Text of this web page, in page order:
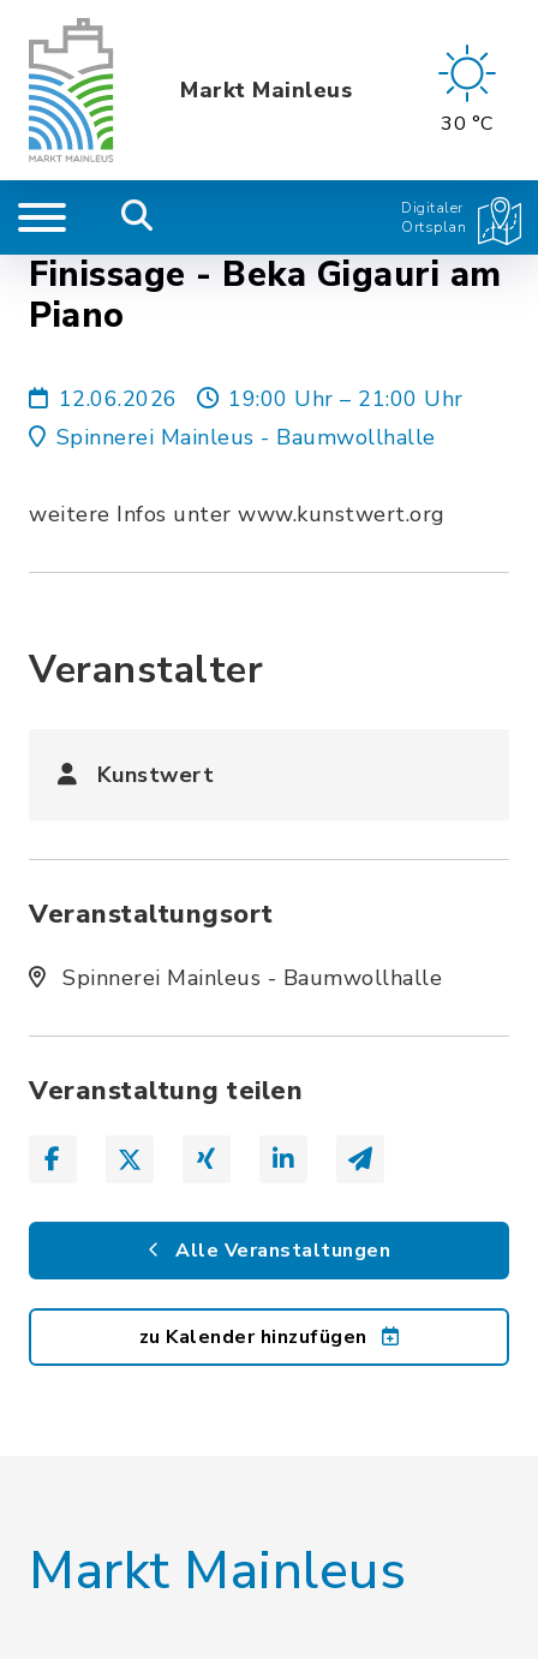
Markt Mainleus
30 °C
Digitaler
Ortsplan
Finissage - Beka Gigauri am
Piano
12.06.2026
19:00 Uhr – 21:00 Uhr
Spinnerei Mainleus - Baumwollhalle
weitere Infos unter www.kunstwert.org
Veranstalter
Kunstwert
Veranstaltungsort
Spinnerei Mainleus - Baumwollhalle
Veranstaltung teilen
Alle Veranstaltungen
zu Kalender hinzufügen
Markt Mainleus